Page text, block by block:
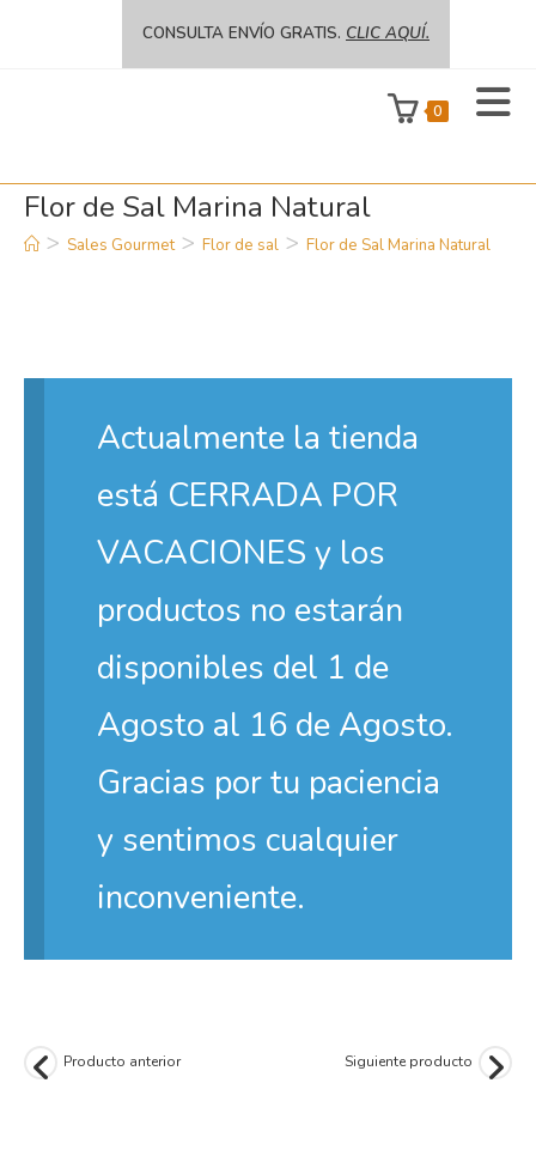
CONSULTA ENVÍO GRATIS. CLIC AQUÍ.
0
Flor de Sal Marina Natural
> Sales Gourmet > Flor de sal > Flor de Sal Marina Natural
Actualmente la tienda
está CERRADA POR
VACACIONES y los
productos no estarán
disponibles del 1 de
Agosto al 16 de Agosto.
Gracias por tu paciencia
y sentimos cualquier
inconveniente.
Producto anterior Siguiente producto
Más
información.
Acepto